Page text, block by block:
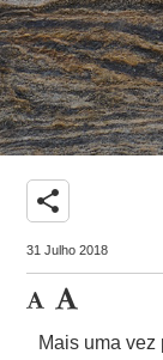
share
31 Julho 2018
Mais uma vez